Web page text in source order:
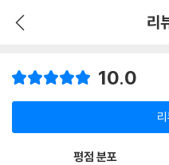
리
10.0
평점 분포